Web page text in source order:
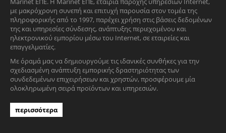
με μακρόχρονη συνεπή και επιτυχή παρουσία στον τομέα της
πληροφορικής από το 1997, παρέχει χρήση στις βάσεις δεδομένων
της και υπηρεσίες σύνδεσης, ανάπτυξης περιεχομένου και
ηλεκτρονικού εμπορίου μέσω του Internet, σε εταιρείες και
επαγγελματίες.
Με όραμά μας να δημιουργούμε τις ιδανικές συνθήκες για την
σχεδιασμένη ανάπτυξη εμπορικής δραστηριότητας των
συνδεδεμένων επιχειρήσεων και χρηστών, προσφέρουμε μία
ολοκληρωμένη σειρά προϊόντων και υπηρεσιών.
περισσότερα